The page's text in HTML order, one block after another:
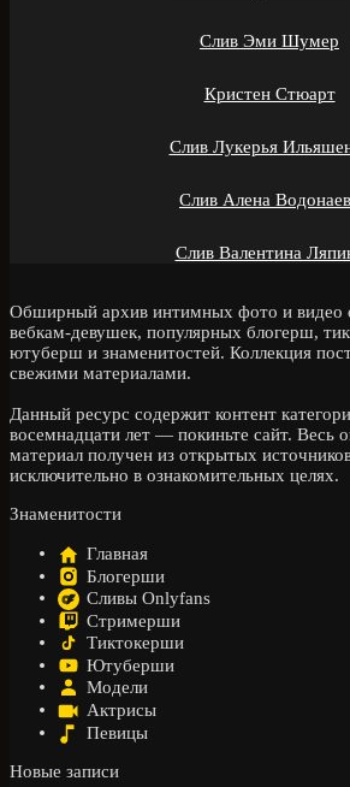
Слив Эми Шумер
Кристен Стюарт
Слив Лукерья
Слив Алена
Слив Валентина
Обширный архив интимных фото и видео
вебкам-девушек, популярных блогерш,
ютуберш и знаменитостей. Коллекция
свежими материалами.
Данный ресурс содержит контент
восемнадцати лет — покиньте сайт. Весь
материал получен из открытых
исключительно в ознакомительных целях.
Знаменитости
Главная
Блогерши
Сливы Onlyfans
Стримерши
Тиктокерши
Ютуберши
Модели
Актрисы
Певицы
Новые записи